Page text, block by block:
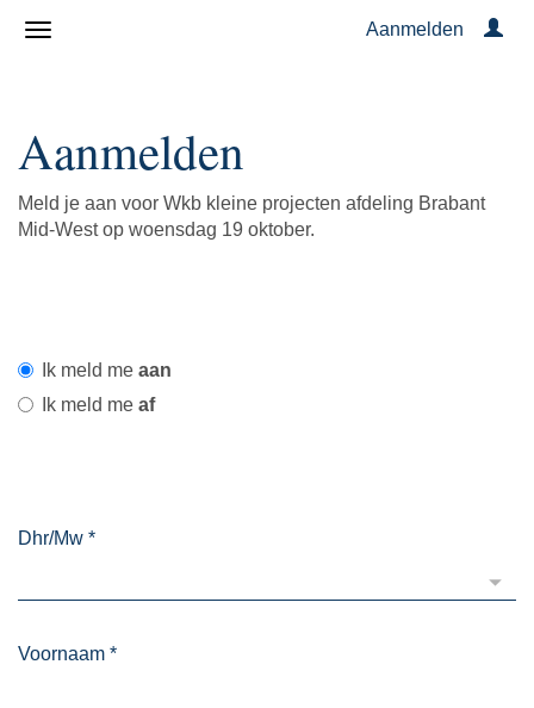
Aanmelden
Aanmelden
Meld je aan voor Wkb kleine projecten afdeling Brabant
Mid-West op woensdag 19 oktober.
Ik meld me aan
Ik meld me af
Dhr/Mw *
Voornaam *